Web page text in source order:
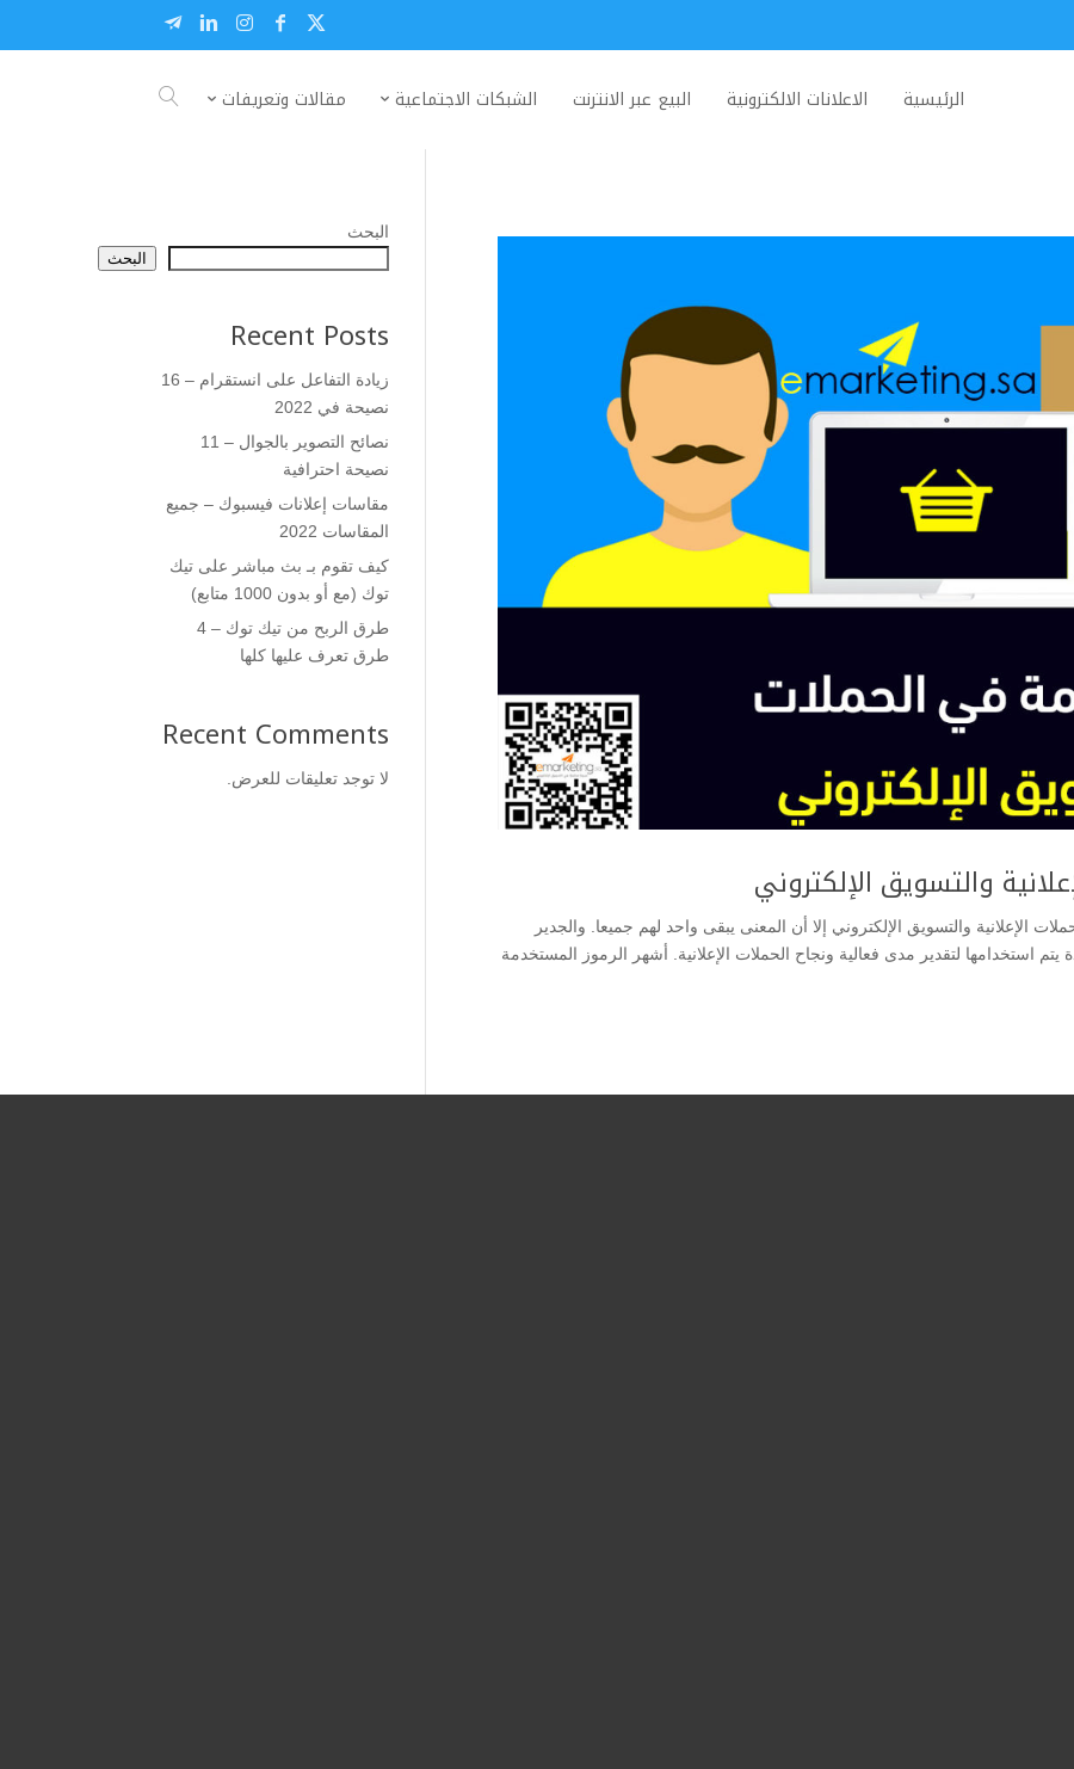
الرئيسية الاعلانات الالكترونية البيع عبر الانترنت الشبكات الاجتماعية مقالات وتعريفات
والتسويق الإلكتروني
والتسويق الإلكتروني إلا أن المعنى يبقى واحد لهم جميعا. والجدير
استخدامها لتقدير مدى فعالية ونجاح الحملات الإعلانية. أشهر الرموز المستخدمة
البحث
البحث
Recent Posts
زيادة التفاعل على انستقرام – 16
نصيحة في 2022
نصائح التصوير بالجوال – 11
نصيحة احترافية
مقاسات إعلانات فيسبوك – جميع
المقاسات 2022
كيف تقوم بـ بث مباشر على تيك
توك (مع أو بدون 1000 متابع)
طرق الربح من تيك توك – 4
طرق تعرف عليها كلها
Recent Comments
لا توجد تعليقات للعرض.